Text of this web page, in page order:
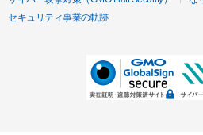
セキュリティ事業の軌跡